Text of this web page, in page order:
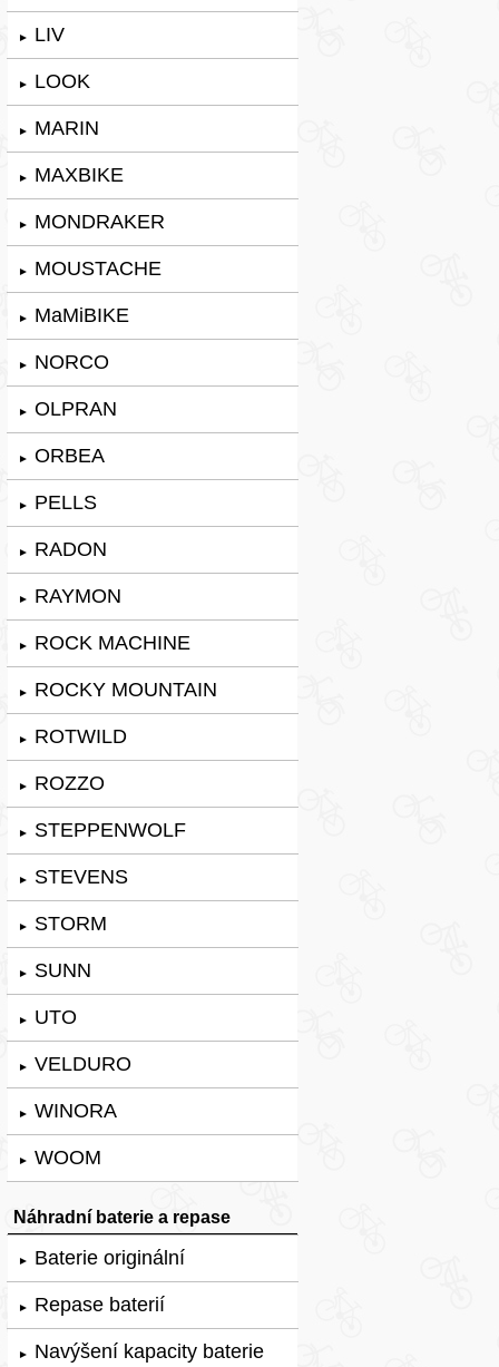
► LIV
► LOOK
► MARIN
► MAXBIKE
► MONDRAKER
► MOUSTACHE
► MaMiBIKE
► NORCO
► OLPRAN
► ORBEA
► PELLS
► RADON
► RAYMON
► ROCK MACHINE
► ROCKY MOUNTAIN
► ROTWILD
► ROZZO
► STEPPENWOLF
► STEVENS
► STORM
► SUNN
► UTO
► VELDURO
► WINORA
► WOOM
Náhradní baterie a repase
► Baterie originální
► Repase baterií
► Navýšení kapacity baterie